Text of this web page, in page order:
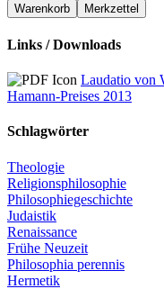
Links / Downloads
Laudatio von
Hamann-Preises 2013
Schlagwörter
Theologie
Religionsphilosophie
Philosophiegeschichte
Judaistik
Renaissance
Frühe Neuzeit
Philosophia perennis
Hermetik